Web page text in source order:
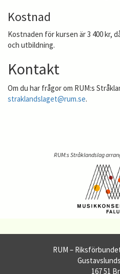
Kostnad
Kostnaden för kursen är 3 400 kr,
och utbildning.
Kontakt
Om du har frågor om RUM:s
straklandslaget@rum.se.
RUM:s Stråklandslag
RUM –
167 51